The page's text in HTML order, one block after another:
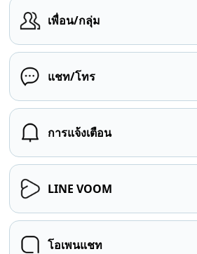
เพื่อน/กลุ่ม
แชท/โทร
การแจ้งเตือน
LINE VOOM
โอเพนแชท